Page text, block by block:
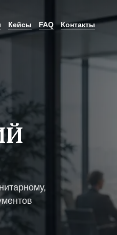
Кейсы FAQ Контакты